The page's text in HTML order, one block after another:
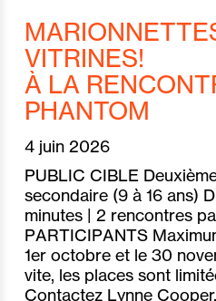
VITRINES!
À LA
PHANTOM
4 juin 2026
PUBLIC CIBLE
secondaire (9 à 16 ans)
minutes | 2 rencontres
PARTICIPANTS
1er octobre et le 30
vite, les places sont
Contactez Lynne